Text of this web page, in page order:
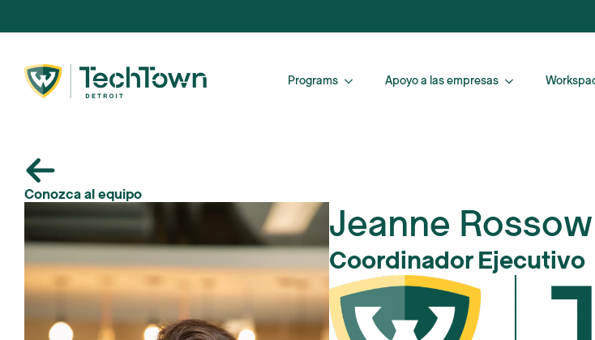
Programs Apoyo a las empresas
Conozca al equipo
Jeanne Rossow
Coordinador Ejecutivo